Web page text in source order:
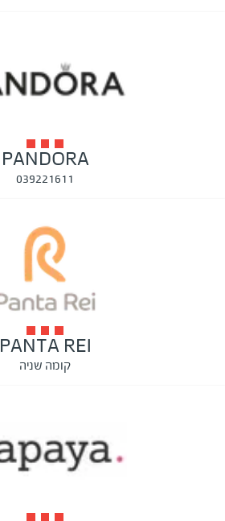
PANDORA
039221611
PANTA REI
קומה שניה